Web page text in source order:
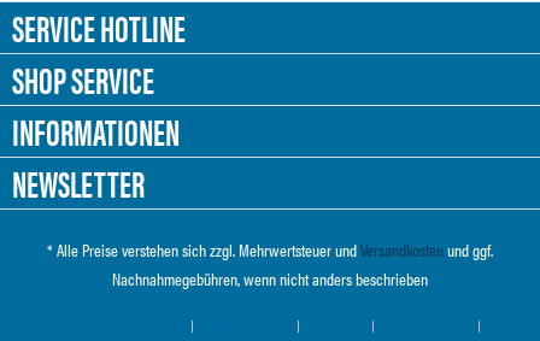
SERVICE HOTLINE
SHOP SERVICE
INFORMATIONEN
NEWSLETTER
* Alle Preise verstehen sich zzgl. Mehrwertsteuer undVersandkostenund ggf.
Nachnahmegebühren, wenn nicht anders beschrieben